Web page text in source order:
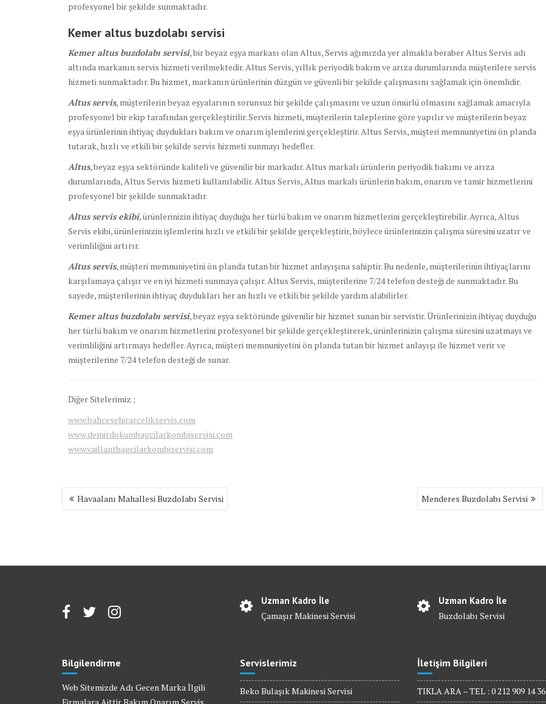
profesyonel bir şekilde sunmaktadır.
Kemer altus buzdolabı servisi
Kemer altus buzdolabı servisi, bir beyaz eşya markası olan Altus, Servis ağımızda yer almakla beraber Altus Servis adı
altında markanın servis hizmeti verilmektedir. Altus Servis, yıllık periyodik bakım ve arıza durumlarında müşterilere servis
hizmeti sunmaktadır. Bu hizmet, markanın ürünlerinin düzgün ve güvenli bir şekilde çalışmasını sağlamak için önemlidir.
Altus servis, müşterilerin beyaz eşyalarının sorunsuz bir şekilde çalışmasını ve uzun ömürlü olmasını sağlamak amacıyla
profesyonel bir ekip tarafından gerçekleştirilir. Servis hizmeti, müşterilerin taleplerine göre yapılır ve müşterilerin beyaz
eşya ürünlerinin ihtiyaç duydukları bakım ve onarım işlemlerini gerçekleştirir. Altus Servis, müşteri memnuniyetini ön planda
tutarak, hızlı ve etkili bir şekilde servis hizmeti sunmayı hedefler.
Altus, beyaz eşya sektöründe kaliteli ve güvenilir bir markadır. Altus markalı ürünlerin periyodik bakımı ve arıza
durumlarında, Altus Servis hizmeti kullanılabilir. Altus Servis, Altus markalı ürünlerin bakım, onarım ve tamir hizmetlerini
profesyonel bir şekilde sunmaktadır.
Altus servis ekibi, ürünlerinizin ihtiyaç duyduğu her türlü bakım ve onarım hizmetlerini gerçekleştirebilir. Ayrıca, Altus
Servis ekibi, ürünlerinizin işlemlerini hızlı ve etkili bir şekilde gerçekleştirir, böylece ürünlerinizin çalışma süresini uzatır ve
verimliliğini artırır.
Altus servis, müşteri memnuniyetini ön planda tutan bir hizmet anlayışına sahiptir. Bu nedenle, müşterilerinin ihtiyaçlarını
karşılamaya çalışır ve en iyi hizmeti sunmaya çalışır. Altus Servis, müşterilerine 7/24 telefon desteği de sunmaktadır. Bu
sayede, müşterilerinin ihtiyaç duydukları her an hızlı ve etkili bir şekilde yardım alabilirler.
Kemer altus buzdolabı servisi, beyaz eşya sektöründe güvenilir bir hizmet sunan bir servistir. Ürünlerinizin ihtiyaç duyduğu
her türlü bakım ve onarım hizmetlerini profesyonel bir şekilde gerçekleştirerek, ürünlerinizin çalışma süresini uzatmayı ve
verimliliğini artırmayı hedefler. Ayrıca, müşteri memnuniyetini ön planda tutan bir hizmet anlayışı ile hizmet verir ve
müşterilerine 7/24 telefon desteği de sunar.
Diğer Sitelerimiz ;
www.bahcesehirarcelikservis.com
www.demirdokumbagcilarkombiservisi.com
www.vaillantbagcilarkombiservisi.com
Yazı
gezinmesi
Havaalanı Mahallesi Buzdolabı Servisi Menderes Buzdolabı Servisi
Uzman Kadro İle
Çamaşır Makinesi Servisi
Uzman Kadro İle
Buzdolabı Servisi
Bilgilendirme
Web Sitemizde Adı Gecen Marka İlgili
Servislerimiz
Beko Bulaşık Makinesi Servisi
İletişim Bilgileri
TIKLA ARA – TEL : 0 212 909 14 36